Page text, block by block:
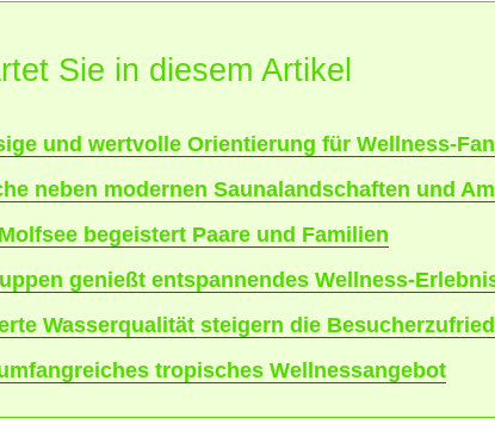
Sie in diesem Artikel
und wertvolle Orientierung für Wellness-
neben modernen Saunalandschaften und
begeistert Paare und Familien
genießt entspannendes Wellness-
Wasserqualität steigern die
tropisches Wellnessangebot